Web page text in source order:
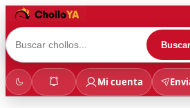
Buscar
Mi cuenta